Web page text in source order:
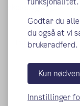
Godtar du
du også at vi
brukeradferd.
Kun
Innstillinger
skolebygningen til
Publisert:27.04.2020